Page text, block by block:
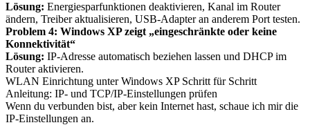
Lösung: Energiesparfunktionen deaktivieren, Kanal im Router
ändern, Treiber aktualisieren, USB-Adapter an anderem Port testen.
Problem 4: Windows XP zeigt „eingeschränkte oder keine
Konnektivität“
Lösung: IP-Adresse automatisch beziehen lassen und DHCP im
Router aktivieren.
WLAN Einrichtung unter Windows XP Schritt für Schritt
Anleitung: IP- und TCP/IP-Einstellungen prüfen
Wenn du verbunden bist, aber kein Internet hast, schaue ich mir die
IP-Einstellungen an.